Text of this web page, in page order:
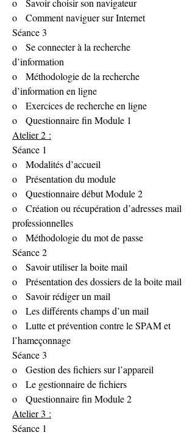
o   Savoir choisir son navigateur
o   Comment naviguer sur Internet
Séance 3
o   Se connecter à la recherche
d’information
o   Méthodologie de la recherche
d’information en ligne
o   Exercices de recherche en ligne
o   Questionnaire fin Module 1
Atelier 2 :
Séance 1
o   Modalités d’accueil
o   Présentation du module
o   Questionnaire début Module 2
o   Création ou récupération d’adresses mail
professionnelles
o   Méthodologie du mot de passe
Séance 2
o   Savoir utiliser la boite mail
o   Présentation des dossiers de la boite mail
o   Savoir rédiger un mail
o   Les différents champs d’un mail
o   Lutte et prévention contre le SPAM et
l’hameçonnage
Séance 3
o   Gestion des fichiers sur l’appareil
o   Le gestionnaire de fichiers
o   Questionnaire fin Module 2
Atelier 3 :
Séance 1